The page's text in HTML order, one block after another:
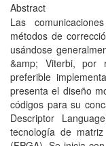
Abstract
Las
métodos de
usándose
&amp; Viterbi, por
preferible
presenta el diseño
códigos para su
Descriptor
tecnología de